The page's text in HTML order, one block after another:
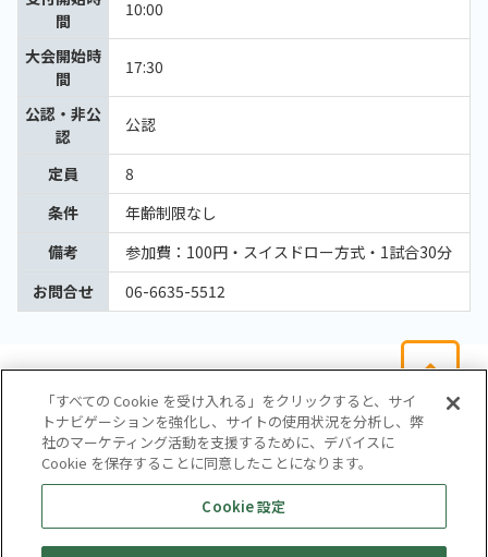
間
10:00
大会開始時
間
17:30
公認・非公
認
公認
定員
8
条件
年齢制限なし
備考
参加費：100円・スイスドロー方式・1試合30分
お問合せ
06-6635-5512
会社概要
サイトマップ
お問い合わせ
個人情報保護方針
株式会社テイツー
「すべての Cookie を受け入れる」をクリックすると、サイ
トナビゲーションを強化し、サイトの使用状況を分析し、弊
社のマーケティング活動を支援するために、デバイスに
Cookie を保存することに同意したことになります。
Cookie 設定